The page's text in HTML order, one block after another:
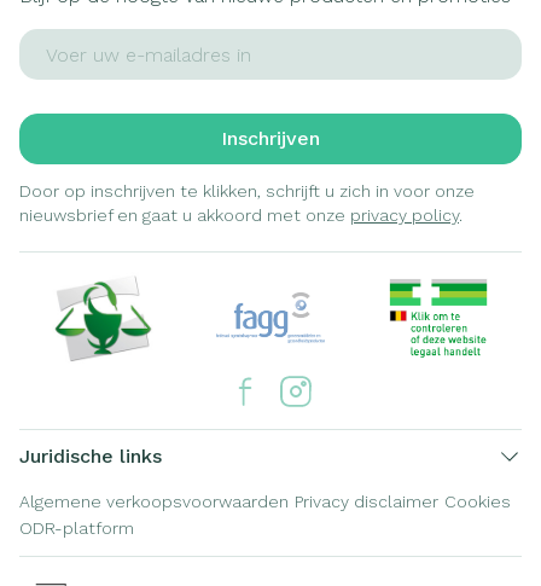
E-mail adres
Inschrijven
Door op inschrijven te klikken, schrijft u zich in voor onze
nieuwsbrief en gaat u akkoord met onze privacy policy.
Juridische links
Algemene verkoopsvoorwaarden Privacy disclaimer Cookies
ODR-platform